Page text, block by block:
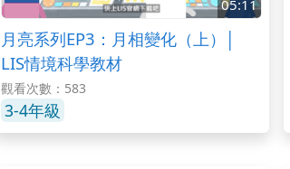
05:11
月亮系列EP3：月相變化（上）│
LIS情境科學教材
觀看次數：583
3-4年級